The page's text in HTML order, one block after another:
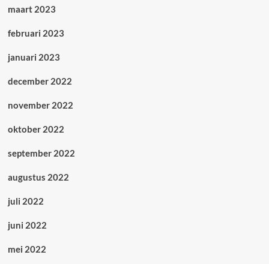
maart 2023
februari 2023
januari 2023
december 2022
november 2022
oktober 2022
september 2022
augustus 2022
juli 2022
juni 2022
mei 2022